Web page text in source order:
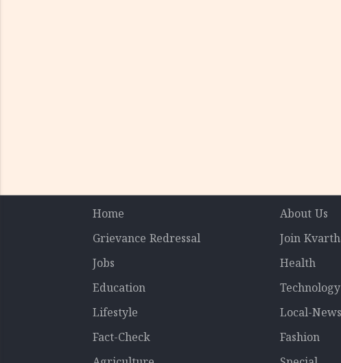
Home About Us
Grievance Redressal
Join
Jobs
Health
Education
Technology
Lifestyle
Local-News
Fact-Check
Fashion